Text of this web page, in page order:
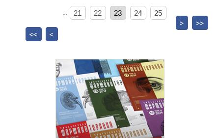
<< <
… 21 22 23 24 25
> >>